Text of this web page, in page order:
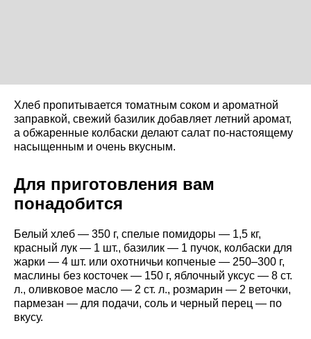
Хлеб пропитывается томатным соком и ароматной
заправкой, свежий базилик добавляет летний аромат,
а обжаренные колбаски делают салат по-настоящему
насыщенным и очень вкусным.
Для приготовления вам
понадобится
Белый хлеб — 350 г, спелые помидоры — 1,5 кг,
красный лук — 1 шт., базилик — 1 пучок, колбаски для
жарки — 4 шт. или охотничьи копченые — 250–300 г,
маслины без косточек — 150 г, яблочный уксус — 8 ст.
л., оливковое масло — 2 ст. л., розмарин — 2 веточки,
пармезан — для подачи, соль и черный перец — по
вкусу.